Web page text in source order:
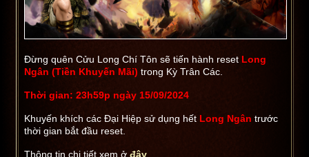
Đừng quên Cửu Long Chí Tôn sẽ tiến hành reset Long
Ngân (Tiền Khuyến Mãi) trong Kỳ Trân Các.
Thời gian: 23h59p ngày 15/09/2024
Khuyến khích các Đại Hiệp sử dụng hết Long Ngân trước
thời gian bắt đầu reset.
Thông tin chi tiết xem ở đây